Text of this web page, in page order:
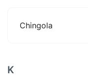
Chingola
K